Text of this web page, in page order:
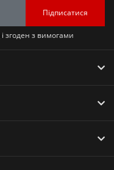
Підписатися
і згоден з вимогами